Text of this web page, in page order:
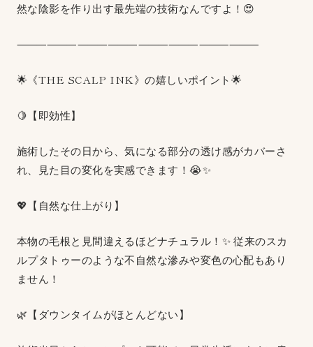
然な陰影を作り出す最先端の技術なんですよ！😍
⸻⸻⸻⸻⸻⸻⸻⸻
🌟《THE SCALP INK》の嬉しいポイント🌟
🍋【即効性】
施術したその日から、気になる部分の透け感がカバーさ
れ、見た目の変化を実感できます！😭✨
💖【自然な仕上がり】
本物の毛根と見間違えるほどナチュラル！✨ 従来のスカ
ルプタトゥーのような不自然な滲みや変色の心配もあり
ません！
🌿【ダウンタイムがほとんどない】